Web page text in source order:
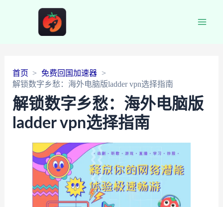
首页
免费回国加速器
解锁数字乡愁：海外电脑版ladder vpn选择指南
解锁数字乡愁：海外电脑版
ladder vpn选择指南